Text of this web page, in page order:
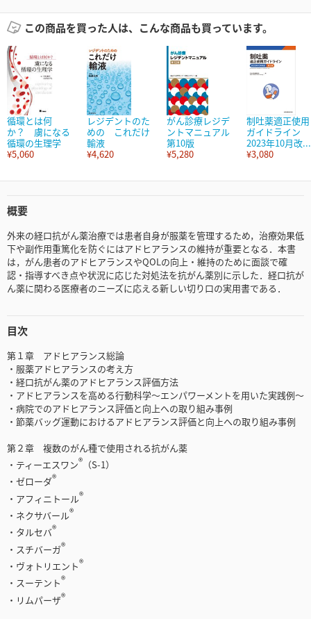
この商品を買った人は、こんな商品も買っています。
循環とは何
か？ 虜になる
循環の生理学
¥5,060
レジデントのた
めの これだけ
輸液
¥4,620
がん診療レジデ
ントマニュアル
第10版
¥5,280
制吐薬適正使用
ガイドライン
2023年10月改...
¥3,080
概要
外来の経口抗がん薬治療では患者自身が服薬を管理するため，治療効果低
下や副作用重篤化を防ぐにはアドヒアランスの維持が重要となる．本書
は，がん患者のアドヒアランスやQOLの向上・維持のために面談で確
認・指導すべき点や状況に応じた対処法を抗がん薬別に示した．経口抗が
ん薬に関わる医療者のニーズに応える新しい切り口の実用書である．
目次
第１章 アドヒアランス総論
・服薬アドヒアランスの考え方
・経口抗がん薬のアドヒアランス評価方法
・アドヒアランスを高める行動科学〜エンパワーメントを用いた実践例〜
・病院でのアドヒアランス評価と向上への取り組み事例
・節薬バッグ運動におけるアドヒアランス評価と向上への取り組み事例
第２章 複数のがん種で使用される抗がん薬
・ティーエスワン® （S-1）
・ゼローダ®
・アフィニトール®
・ネクサバール®
・タルセバ®
・スチバーガ®
・ヴォトリエント®
・スーテント®
・リムパーザ®